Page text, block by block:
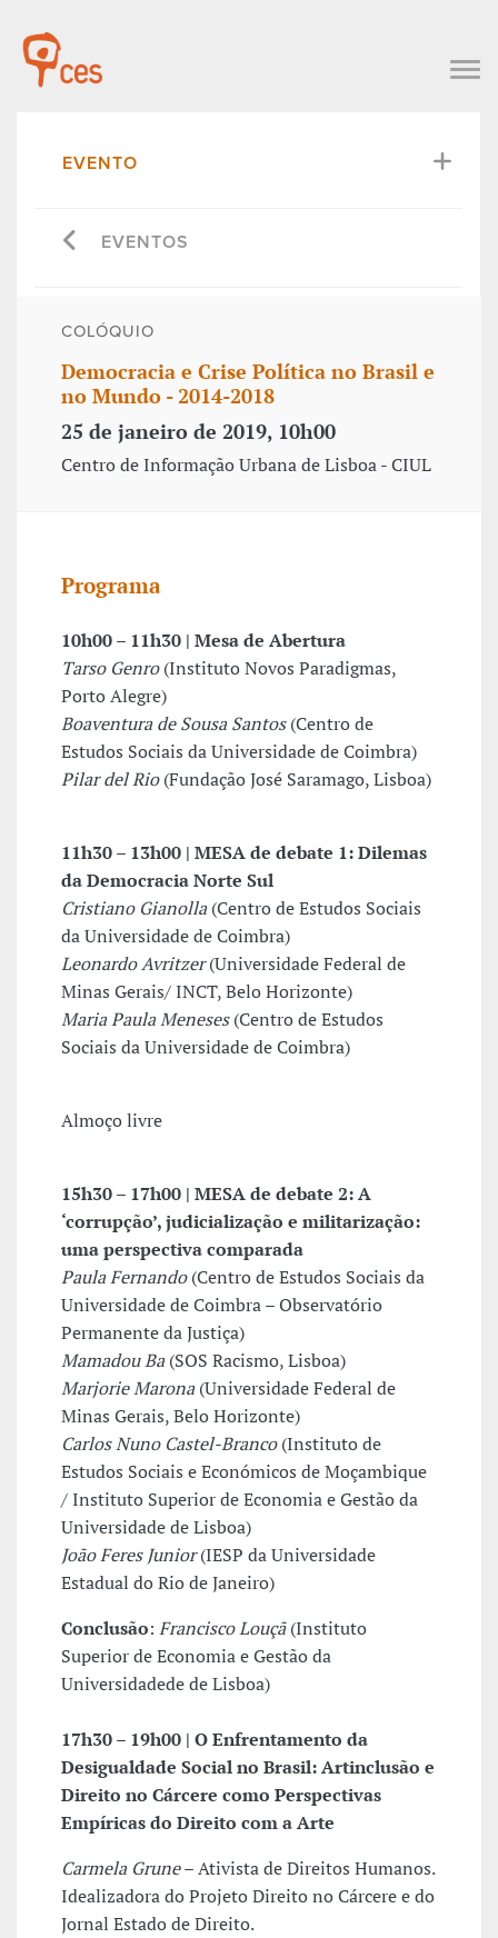
EVENTO
EVENTOS
COLÓQUIO
Democracia e Crise Política no Brasil e
no Mundo - 2014-2018
25 de janeiro de 2019, 10h00
Centro de Informação Urbana de Lisboa - CIUL
Programa
10h00 – 11h30 | Mesa de Abertura
Tarso Genro(Instituto Novos Paradigmas,
Porto Alegre)
Boaventura de Sousa Santos(Centro de
Estudos Sociais da Universidade de Coimbra)
Pilar del Rio(Fundação José Saramago, Lisboa)
11h30 – 13h00 | MESA de debate 1: Dilemas
da Democracia Norte Sul
Cristiano Gianolla(Centro de Estudos Sociais
da Universidade de Coimbra)
Leonardo Avritzer(Universidade Federal de
Minas Gerais/ INCT, Belo Horizonte)
Maria Paula Meneses(Centro de Estudos
Sociais da Universidade de Coimbra)
Almoço livre
15h30 – 17h00 | MESA de debate 2: A
‘corrupção’, judicialização e militarização:
uma perspectiva comparada
Paula Fernando(Centro de Estudos Sociais da
Universidade de Coimbra – Observatório
Permanente da Justiça)
Mamadou Ba(SOS Racismo, Lisboa)
Marjorie Marona(Universidade Federal de
Minas Gerais, Belo Horizonte)
Carlos Nuno Castel-Branco(Instituto de
Estudos Sociais e Económicos de Moçambique
/ Instituto Superior de Economia e Gestão da
Universidade de Lisboa)
João Feres Junior(IESP da Universidade
Estadual do Rio de Janeiro)
Conclusão: Francisco Louçã(Instituto
Superior de Economia e Gestão da
Universidadede de Lisboa)
17h30 – 19h00 | O Enfrentamento da
Desigualdade Social no Brasil: Artinclusão e
Direito no Cárcere como Perspectivas
Empíricas do Direito com a Arte
Carmela Grune– Ativista de Direitos Humanos.
Idealizadora do Projeto Direito no Cárcere e do
Jornal Estado de Direito.